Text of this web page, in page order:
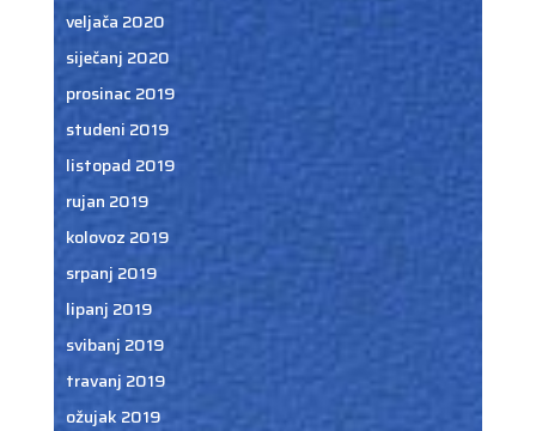
veljača 2020
siječanj 2020
prosinac 2019
studeni 2019
listopad 2019
rujan 2019
kolovoz 2019
srpanj 2019
lipanj 2019
svibanj 2019
travanj 2019
ožujak 2019